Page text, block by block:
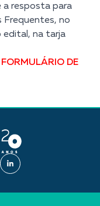
a resposta para
Frequentes, no
edital, na tarja
DE